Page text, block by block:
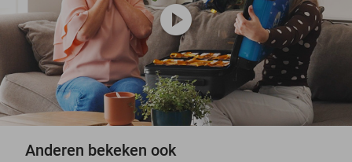
play_circle
Anderen bekeken ook